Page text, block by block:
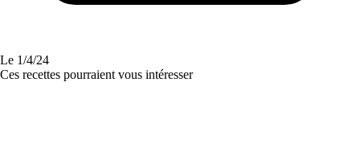
Le 1/4/24
Ces recettes pourraient vous intéresser